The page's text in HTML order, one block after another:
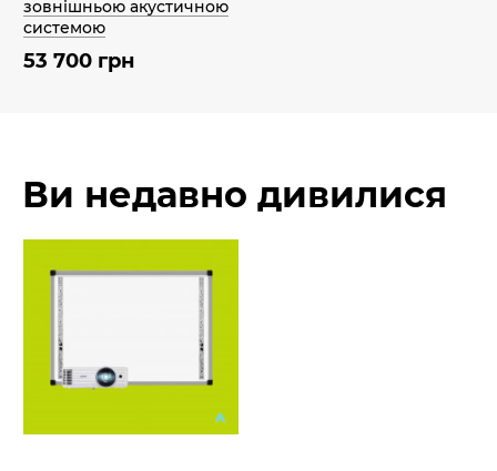
зовнішньою акустичною
системою
53 700 грн
Ви недавно дивилися